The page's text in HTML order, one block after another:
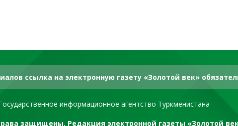
ссылка на электронную газету «Золотой век»
информационное агентство Туркменистана
защищены. Редакция электронной газеты «Золотой